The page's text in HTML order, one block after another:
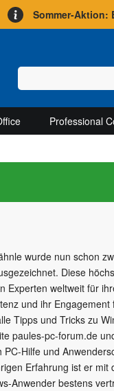
Sommer-Aktion:
Professional
wurde nun schon
Diese
Experten weltweit für
und ihr
Tipps und Tricks zu
paules-pc-forum.de
PC-Hilfe und
Erfahrung ist er
Anwender bestens